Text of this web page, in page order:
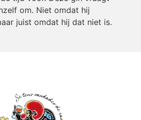
om. Niet omdat hij
juist omdat hij dat niet is.